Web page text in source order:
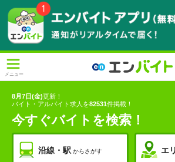
メニュー
8月7日(金)更新！
バイト・アルバイト求人を82531件掲載！
今すぐバイトを検索！
沿線・駅 からさがす エ